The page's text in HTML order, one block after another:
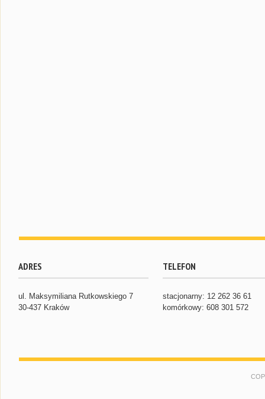
ADRES
ul. Maksymiliana Rutkowskiego 7
30-437 Kraków
TELEFON
stacjonarny: 12 262 36 61
komórkowy: 608 301 572